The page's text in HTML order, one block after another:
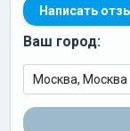
Написать
Ваш город: